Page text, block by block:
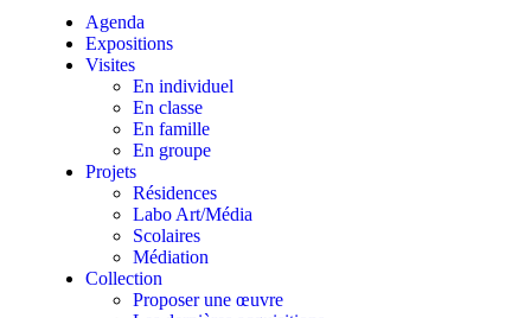
Agenda
Expositions
Visites
En individuel
En classe
En famille
En groupe
Projets
Résidences
Labo Art/Média
Scolaires
Médiation
Collection
Proposer une œuvre